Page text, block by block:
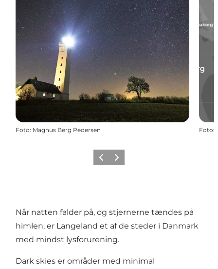
Foto: Magnus Berg Pedersen Foto:
ForrigeNæste
Når natten falder på, og stjernerne tændes på
himlen, er Langeland et af de steder i Danmark
med mindst lysforurening.
Dark skies er områder med minimal